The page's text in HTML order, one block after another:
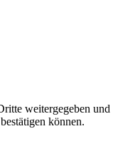
weitergegeben und
können.